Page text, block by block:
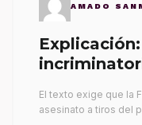
AMADO
El texto exige que la
asesinato a tiros del